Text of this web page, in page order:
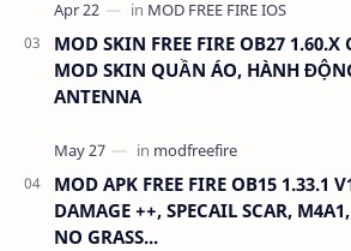
MOD SKIN FREE FIRE OB27
MOD SKIN QUẦN ÁO, HÀNH
ANTENNA
MOD APK FREE FIRE OB15 1.33.1
DAMAGE ++, SPECAIL SCAR,
NO GRASS...